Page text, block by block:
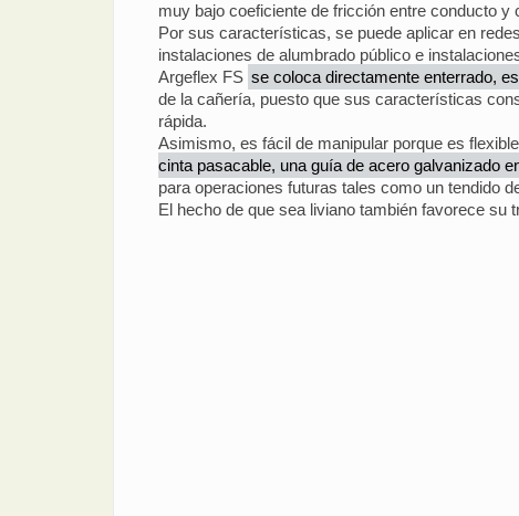
muy bajo coeficiente de fricción entre conducto y
Por sus características, se puede aplicar en
instalaciones de alumbrado público e
Argeflex FS se coloca directamente enterrado,
de la cañería, puesto que sus características
rápida.
Asimismo, es fácil de manipular porque es
cinta pasacable, una guía de acero galvanizado
para operaciones futuras tales como un tendido
El hecho de que sea liviano también favorece su